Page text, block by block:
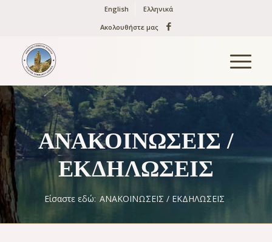
English
Ελληνικά
Ακολουθήστε μας
ΑΝΑΚΟΙΝΩΣΕΙΣ /
ΕΚΔΗΛΩΣΕΙΣ
Είσαστε εδώ: ΑΝΑΚΟΙΝΩΣΕΙΣ / ΕΚΔΗΛΩΣΕΙΣ